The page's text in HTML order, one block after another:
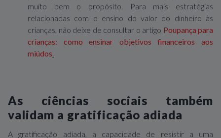
muito bem o propósito. Para mais estratégias
relacionadas com o ensino do valor do dinheiro às
crianças, não deixe de consultar o artigo Poupança para
crianças: como ensinar objetivos financeiros aos
miúdos
As ciências sociais também
validam a gratificação adiada
A gratificação adiada, a capacidade de resistir a uma